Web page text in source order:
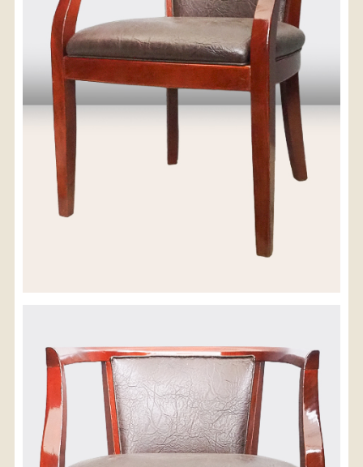
・配送についての詳細は、 こちら→
【送料を確認する】
お届け先、送料ランクを選択する事で送料が表
示されます。
03-3468-0853